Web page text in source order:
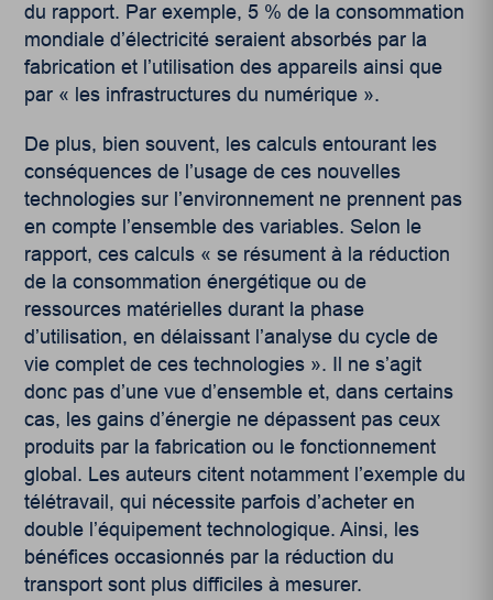
du rapport. Par exemple, 5 % de la consommation
mondiale d’électricité seraient absorbés par la
fabrication et l’utilisation des appareils ainsi que
par « les infrastructures du numérique ».
De plus, bien souvent, les calculs entourant les
conséquences de l’usage de ces nouvelles
technologies sur l’environnement ne prennent pas
en compte l’ensemble des variables. Selon le
rapport, ces calculs « se résument à la réduction
de la consommation énergétique ou de
ressources matérielles durant la phase
d’utilisation, en délaissant l’analyse du cycle de
vie complet de ces technologies ». Il ne s’agit
donc pas d’une vue d’ensemble et, dans certains
cas, les gains d’énergie ne dépassent pas ceux
produits par la fabrication ou le fonctionnement
global. Les auteurs citent notamment l’exemple du
télétravail, qui nécessite parfois d’acheter en
double l’équipement technologique. Ainsi, les
bénéfices occasionnés par la réduction du
transport sont plus difficiles à mesurer.